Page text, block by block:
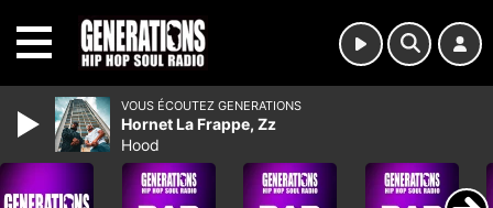
VOUS ÉCOUTEZ GENERATIONS
Hornet La Frappe, Zz
Hood